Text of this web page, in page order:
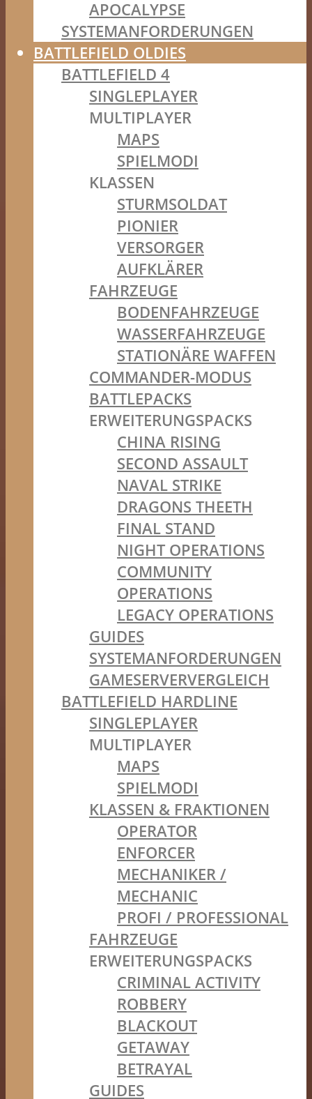
APOCALYPSE
SYSTEMANFORDERUNGEN
BATTLEFIELD OLDIES
BATTLEFIELD 4
SINGLEPLAYER
MULTIPLAYER
MAPS
SPIELMODI
KLASSEN
STURMSOLDAT
PIONIER
VERSORGER
AUFKLÄRER
FAHRZEUGE
BODENFAHRZEUGE
WASSERFAHRZEUGE
STATIONÄRE WAFFEN
COMMANDER-MODUS
BATTLEPACKS
ERWEITERUNGSPACKS
CHINA RISING
SECOND ASSAULT
NAVAL STRIKE
DRAGONS THEETH
FINAL STAND
NIGHT OPERATIONS
COMMUNITY
OPERATIONS
LEGACY OPERATIONS
GUIDES
SYSTEMANFORDERUNGEN
GAMESERVERVERGLEICH
BATTLEFIELD HARDLINE
SINGLEPLAYER
MULTIPLAYER
MAPS
SPIELMODI
KLASSEN & FRAKTIONEN
OPERATOR
ENFORCER
MECHANIKER /
MECHANIC
PROFI / PROFESSIONAL
FAHRZEUGE
ERWEITERUNGSPACKS
CRIMINAL ACTIVITY
ROBBERY
BLACKOUT
GETAWAY
BETRAYAL
GUIDES